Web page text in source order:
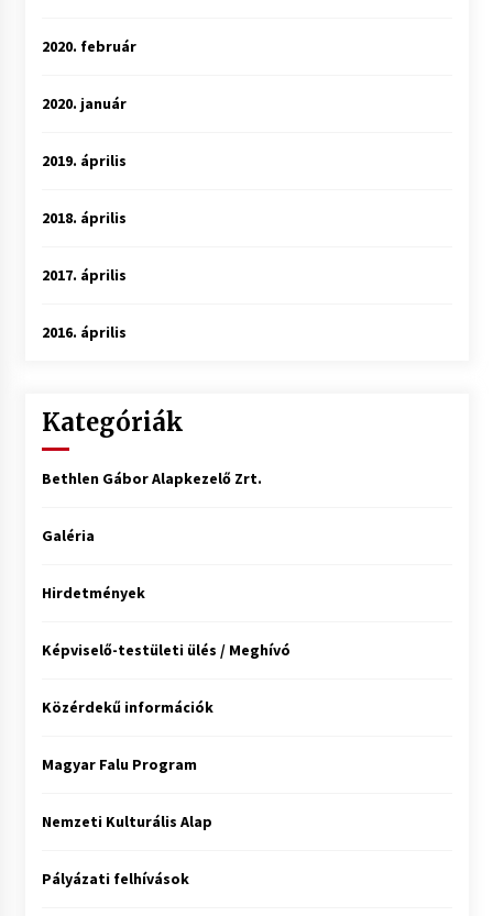
2020. február
2020. január
2019. április
2018. április
2017. április
2016. április
Kategóriák
Bethlen Gábor Alapkezelő Zrt.
Galéria
Hirdetmények
Képviselő-testületi ülés / Meghívó
Közérdekű információk
Magyar Falu Program
Nemzeti Kulturális Alap
Pályázati felhívások